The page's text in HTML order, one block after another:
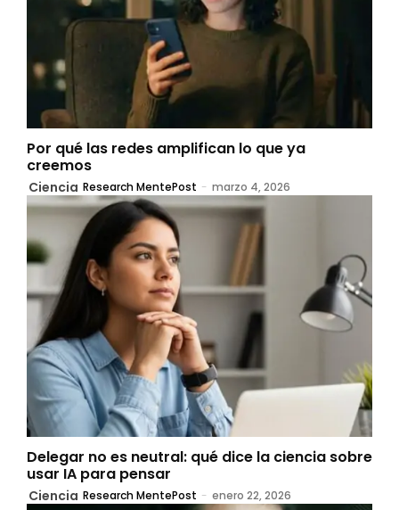
Por qué las redes amplifican lo que ya
creemos
Ciencia Research MentePost - marzo 4, 2026
Delegar no es neutral: qué dice la ciencia sobre
usar IA para pensar
Ciencia Research MentePost - enero 22, 2026